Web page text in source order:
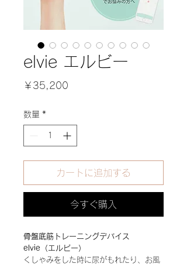
elvie エルビー
￥35,200
数量 *
カートに追加する
今すぐ購入
骨盤底筋トレーニングデバイス
elvie（エルビー）
くしゃみをした時に尿がもれたり、お風